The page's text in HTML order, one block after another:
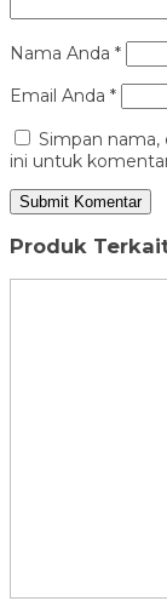
Nama Anda *
Email Anda *
Simpan nama,
ini untuk
Produk